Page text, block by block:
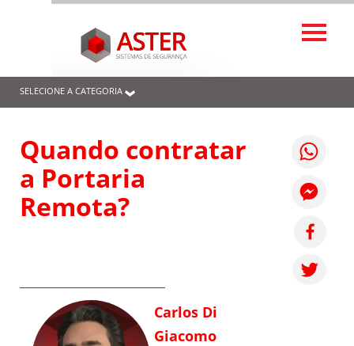
SELECIONE A CATEGORIA
Quando contratar
a Portaria
Remota?
Carlos Di
Giacomo